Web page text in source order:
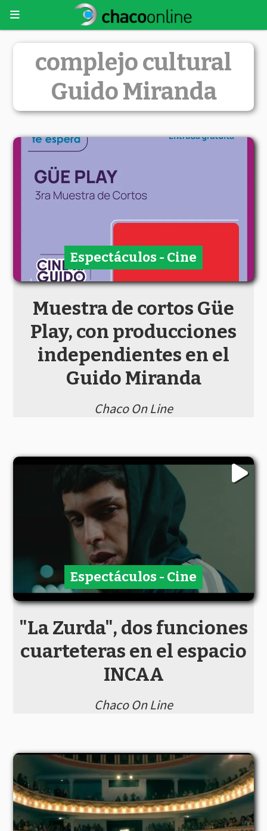
complejo cultural
Guido Miranda
Muestra de cortos Güe
Play, con producciones
independientes en el
Guido Miranda
Chaco On Line
Espectáculos - Cine
"La Zurda", dos funciones
cuarteteras en el espacio
INCAA
Chaco On Line
Espectáculos - Cine